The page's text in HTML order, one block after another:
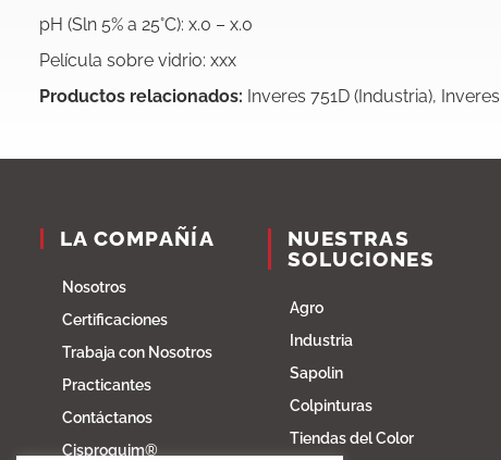
pH (Sln 5% a 25°C): x.0 – x.0
Película sobre vidrio: xxx
Productos relacionados: Inveres 751D (Industria),
LA COMPAÑÍA
Nosotros
Certificaciones
Trabaja con Nosotros
Practicantes
Contáctanos
Cisproquim®
NUESTRAS
SOLUCIONES
Agro
Industria
Sapolin
Colpinturas
Tiendas del Color